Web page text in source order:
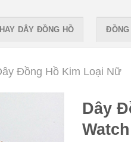
DÂY ĐỒNG HỒ ĐỒNG
Đồng Hồ Kim Loại Nữ
Dây
Watch